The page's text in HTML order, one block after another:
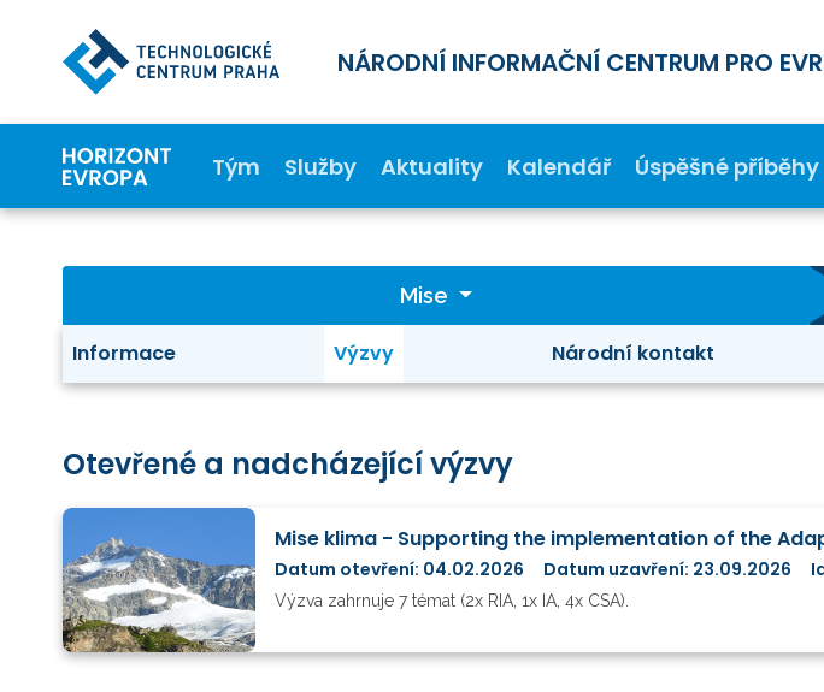
NÁRODNÍ INFORMAČNÍ CENTRUM PRO
Tým Služby Aktuality Kalendář Úspěšné příběhy
Mise
Informace Výzvy Národní kontakt
Otevřené a nadcházející výzvy
Datum otevření: 04.02.2026
Datum uzavření: 23.09.2026
Výzva zahrnuje 7 témat (2x RIA, 1x IA, 4x CSA).